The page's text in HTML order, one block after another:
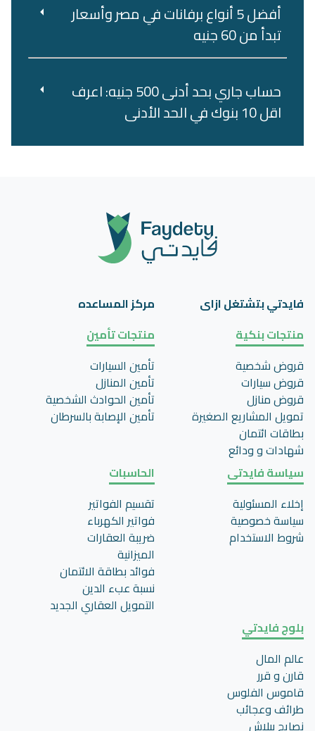
أفضل 5 أنواع برفانات في مصر وأسعار
تبدأ من 60 جنيه
حساب جاري بحد أدنى 500 جنيه: اعرف
اقل 10 بنوك في الحد الأدنى
فايدتي بتشتغل ازاى
مركز المساعده
منتجات بنكية
قروض شخصية
قروض سيارات
قروض منازل
تمويل المشاريع الصغيرة
بطاقات ائتمان
شهادات و ودائع
منتجات تأمين
تأمين السيارات
تأمين المنازل
تأمين الحوادث الشخصية
تأمين اﻹصابة بالسرطان
سياسة فايدتى
إخلاء المسئولية
سياسة خصوصية
شروط الاستخدام
الحاسبات
تقسيم الفواتير
فواتير الكهرباء
ضريبة العقارات
الميزانية
فوائد بطاقة الائتمان
نسبة عبء الدين
التمويل العقاري الجديد
بلوج فايدتي
عالم المال
قارن و قرر
قاموس الفلوس
طرائف وعجائب
نصايح ببلاش